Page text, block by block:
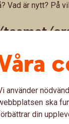
Vad är nytt? På
teamet/
Vad ger er en
Behöver ni
av marknaden
använder
ska
din